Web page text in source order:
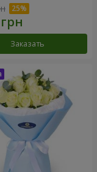
Заказать